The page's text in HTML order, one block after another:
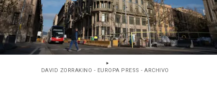
DAVID ZORRAKINO - EUROPA PRESS - ARCHIVO